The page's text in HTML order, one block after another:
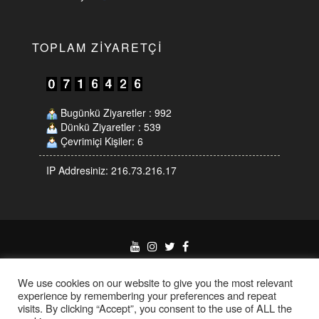
TOPLAM ZIYARETÇI
Bugünkü Ziyaretler : 992
Dünkü Ziyaretler : 539
Çevrimiçi Kişiler: 6
IP Addresiniz: 216.73.216.17
Themes4WP
We use cookies on our website to give you the most relevant
experience by remembering your preferences and repeat
visits. By clicking “Accept”, you consent to the use of ALL the